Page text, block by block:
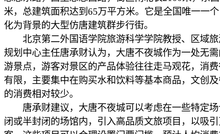
米，总建筑面积达到65万平方米。它是全国唯一一
化为背景的大型仿唐建筑群步行街。
北京第二外国语学院旅游科学学院教授、区域旅
规划中心主任唐承财认为，大唐不夜城作为一处无
游景点，游客对景区的产品体验往往走马观花，消
有限，主要集中在购买水和饮料等基本商品，文创
的消费相对较少。
唐承财建议，大唐不夜城可以考虑在一些特定场
闭或半封闭的场馆内，引入高品质文旅项目，以吸